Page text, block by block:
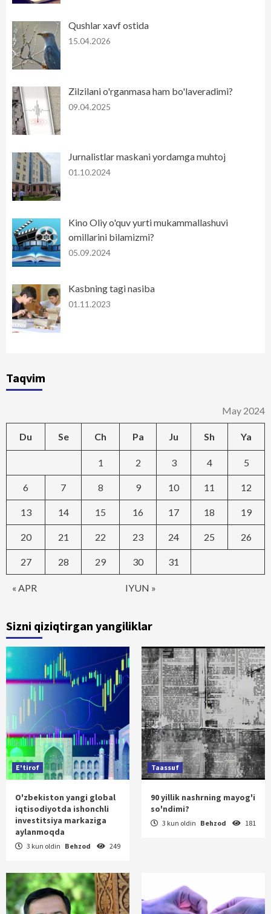
Qushlar xavf ostida
15.04.2026
Zilzilani o'rganmasa ham bo'laveradimi?
09.04.2025
Jurnalistlar maskani yordamga muhtoj
01.10.2024
Kino Oliy o'quv yurti mukammallashuvi
omillarini bilamizmi?
05.09.2024
Kasbning tagi nasiba
01.11.2023
Taqvim
May 2024
Du Se Ch Pa Ju Sh Ya
« APR IYUN »
1 2 3 4 5
6 7 8 9 10 11 12
13 14 15 16 17 18 19
20 21 22 23 24 25 26
27 28 29 30 31
Sizni qiziqtirgan yangiliklar
E'tirof
O'zbekiston yangi global
iqtisodiyotda ishonchli
investitsiya markaziga
aylanmoqda
3 kun oldin Behzod 249
Taassuf
90 yillik nashrning mayog'i
so'ndimi?
3 kun oldin Behzod 181